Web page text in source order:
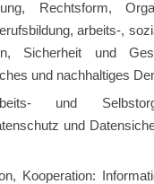
Rechtsform,
arbeits-,
Sicherheit und
und nachhaltiges
und
und
Kooperation: